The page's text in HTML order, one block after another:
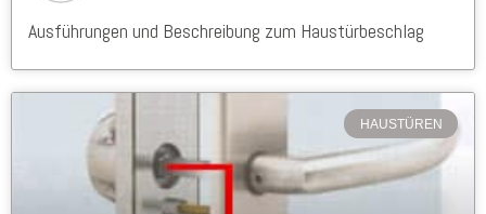
Ausführungen und Beschreibung zum Haustürbeschlag
HAUSTÜREN